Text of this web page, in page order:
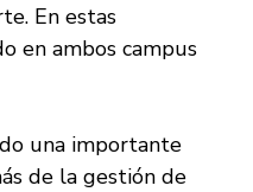
En estas
en ambos campus
una importante
de la gestión de